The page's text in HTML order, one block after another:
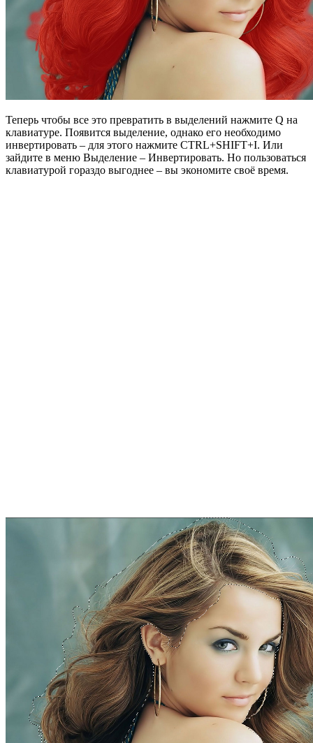
Теперь чтобы все это превратить в выделений нажмите Q на
клавиатуре. Появится выделение, однако его необходимо
инвертировать – для этого нажмите CTRL+SHIFT+I. Или
зайдите в меню Выделение – Инвертировать. Но пользоваться
клавиатурой гораздо выгоднее – вы экономите своё время.